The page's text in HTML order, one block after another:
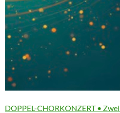
More
DOPPEL-CHORKONZERT •